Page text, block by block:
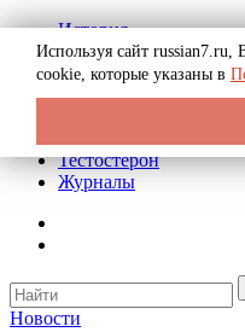
История
Биография
Криминал
Реклама на сайте
Тестостерон
Журналы
Новости
Используя сайт russian7.ru,
cookie, которые указаны в